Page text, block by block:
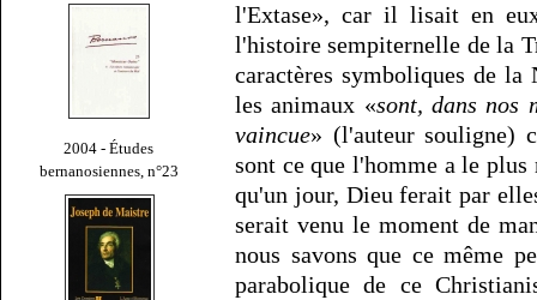
2004 - Études
bernanosiennes, n°23
l'Extase», car il lisait en
l'histoire sempiternelle de la
caractères symboliques de la
les animaux «sont, dans nos
vaincue» (l'auteur souligne)
sont ce que l'homme a le
qu'un jour, Dieu ferait par
serait venu le moment de
nous savons que ce même
parabolique de ce